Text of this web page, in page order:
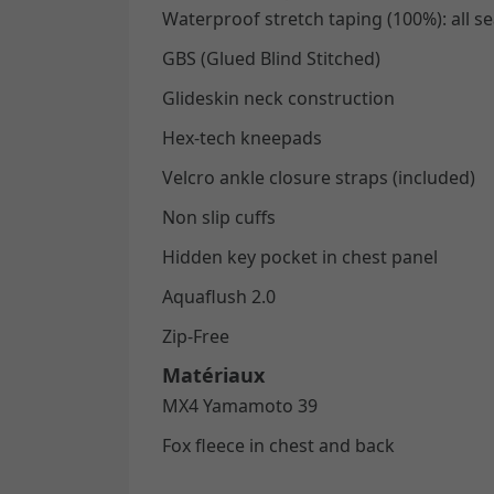
Waterproof stretch taping (100%): all
GBS (Glued Blind Stitched)
Glideskin neck construction
Hex-tech kneepads
Velcro ankle closure straps (included)
Non slip cuffs
Hidden key pocket in chest panel
Aquaflush 2.0
Zip-Free
Matériaux
MX4 Yamamoto 39
Fox fleece in chest and back